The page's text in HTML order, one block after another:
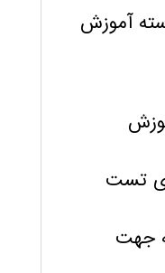
آموزش
تست
جهت